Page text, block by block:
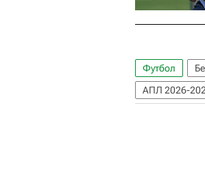
Футбол
АПЛ 2026-